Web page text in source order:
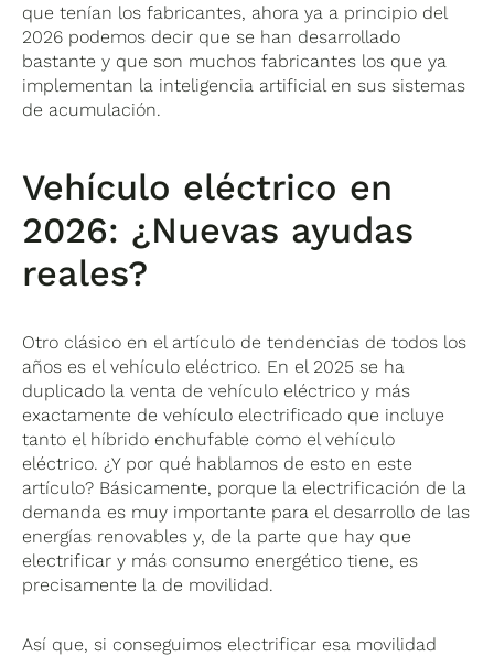
que tenían los fabricantes, ahora ya a principio del
2026 podemos decir que se han desarrollado
bastante y que son muchos fabricantes los que ya
implementan la inteligencia artificial en sus sistemas
de acumulación.
Vehículo eléctrico en
2026: ¿Nuevas ayudas
reales?
Otro clásico en el artículo de tendencias de todos los
años es el vehículo eléctrico. En el 2025 se ha
duplicado la venta de vehículo eléctrico y más
exactamente de vehículo electrificado que incluye
tanto el híbrido enchufable como el vehículo
eléctrico. ¿Y por qué hablamos de esto en este
artículo? Básicamente, porque la electrificación de la
demanda es muy importante para el desarrollo de las
energías renovables y, de la parte que hay que
electrificar y más consumo energético tiene, es
precisamente la de movilidad.
Así que, si conseguimos electrificar esa movilidad